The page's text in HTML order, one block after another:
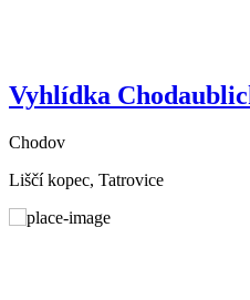
Vyhlídka
Chodov
Liščí kopec, Tatrovice